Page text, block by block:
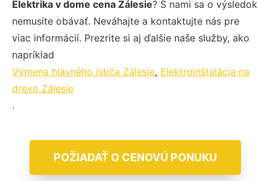
Elektrika v dome cena Zálesie? S nami sa o výsledok
nemusíte obávať. Neváhajte a kontaktujte nás pre
viac informácií. Prezrite si aj ďalšie naše služby, ako
napríklad
Výmena hlavného ističa Zálesie, Elektroinštalácia na
drevo Zálesie
.
POŽIADAŤ O CENOVÚ PONUKU